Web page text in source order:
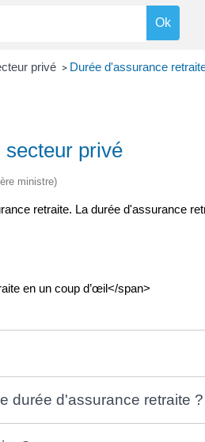
privé > Durée d'assurance
secteur privé
ministre)
retraite. La durée d'assurance
en un coup d’œil</span>
durée d'assurance retraite ?